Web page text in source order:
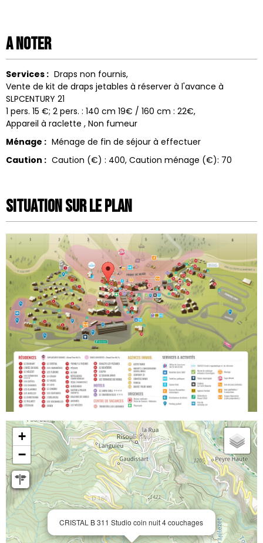
A noter
Services : Draps non fournis
Vente de kit de draps jetables à réserver à l'avance à
SLPCENTURY 21
1 pers. 15 €; 2 pers. : 140 cm 19€ / 160 cm : 22€
Appareil à raclette
Non fumeur
Ménage : Ménage de fin de séjour à effectuer
Caution : Caution (€) : 400 Caution ménage (€): 70
Situation sur le Plan
CRISTAL B 311 Studio coin nuit 4 couchages
+
−